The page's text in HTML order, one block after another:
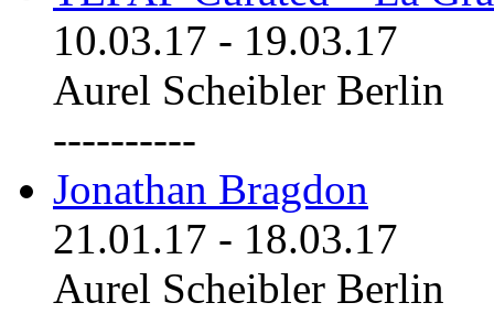
10.03.17 - 19.03.17
Aurel Scheibler Berlin
----------
Jonathan Bragdon
21.01.17 - 18.03.17
Aurel Scheibler Berlin